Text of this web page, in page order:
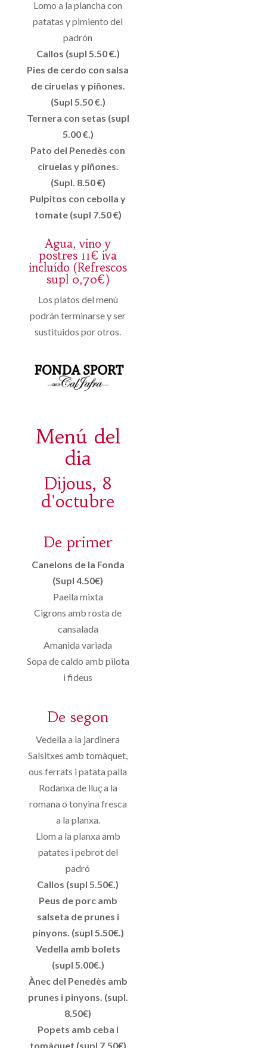
Lomo a la plancha con
patatas y pimiento del
padrón
Callos (supl 5.50 €.)
Pies de cerdo con salsa
de ciruelas y piñones.
(Supl 5.50 €.)
Ternera con setas (supl
5.00 €.)
Pato del Penedès con
ciruelas y piñones.
(Supl. 8.50 €)
Pulpitos con cebolla y
tomate (supl 7.50 €)
Agua, vino y
postres 11€ iva
incluído (Refrescos
supl 0,70€)
Los platos del menú
podrán terminarse y ser
sustituidos por otros.
Menú del
dia
Dijous, 8
d'octubre
De primer
Canelons de la Fonda
(Supl 4.50€)
Paella mixta
Cigrons amb rosta de
cansalada
Amanida variada
Sopa de caldo amb pilota
i fideus
De segon
Vedella a la jardinera
Salsitxes amb tomàquet,
ous ferrats i patata palla
Rodanxa de lluç a la
romana o tonyina fresca
a la planxa.
Llom a la planxa amb
patates i pebrot del
padró
Callos (supl 5.50€.)
Peus de porc amb
salseta de prunes i
pinyons. (supl 5.50€.)
Vedella amb bolets
(supl 5.00€.)
Ànec del Penedès amb
prunes i pinyons. (supl.
8.50€)
Popets amb ceba i
tomàquet (supl 7.50€)